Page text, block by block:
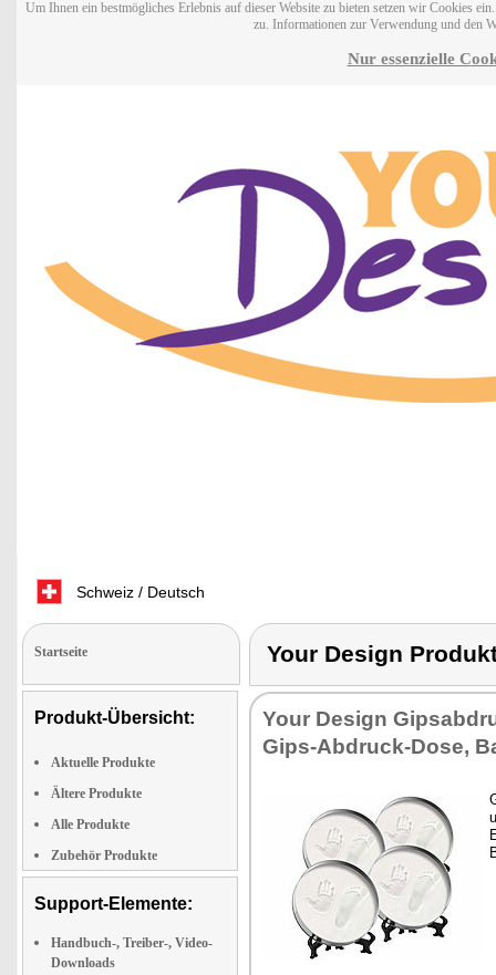
Um Ihnen ein bestmögliches Erlebnis auf dieser Website zu bieten setzen wir Cookies
zu. Informationen zur Verwendung und den
Nur essenzielle
Schweiz / Deutsch
Startseite
Produkt-Übersicht:
Aktuelle Produkte
Ältere Produkte
Alle Produkte
Zubehör Produkte
Support-Elemente:
Handbuch-, Treiber-, Video-
Downloads
Your Design
Your Design
Gips-Abdruck-Dose,